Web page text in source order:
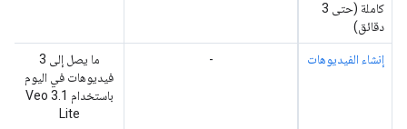
كاملة (حتى 3
دقائق)
إنشاء الفيديوهات -
ما يصل إلى 3
فيديوهات في اليوم
باستخدام Veo 3.1
Lite